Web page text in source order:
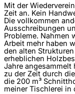
Mit der
Zeit an. Kein
Die vollkommen
Ausschreibungen
Probleme. Nahmen
Arbeit mehr haben
den alten
erheblichen
Jahre angesammelt
zu der Zeit durch
die 200 m³
meiner Tischlerei in